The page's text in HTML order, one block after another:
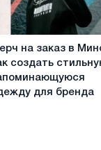
на заказ в
создать
для бренда